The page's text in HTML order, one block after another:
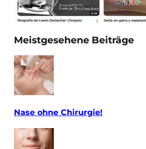
Meistgesehene Beiträge
Nase ohne Chirurgie!